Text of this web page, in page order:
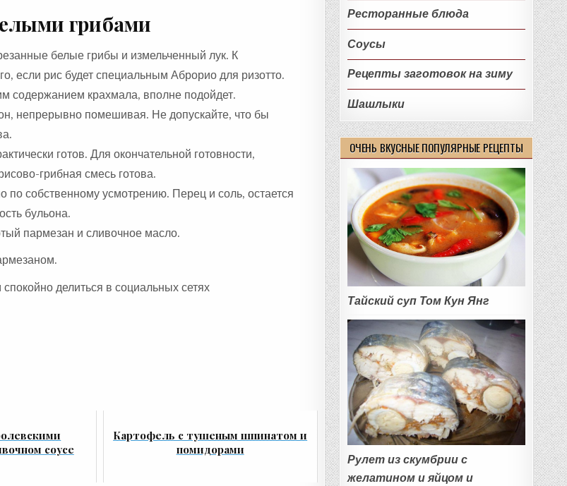
грибами
белые грибы и измельченный лук. К
если рис будет специальным Аброрио для ризотто.
содержанием крахмала, вполне подойдет.
непрерывно помешивая. Не допускайте, что бы
готов. Для окончательной готовности,
грибная смесь готова.
по собственному усмотрению. Перец и соль, остается
бульона.
пармезан и сливочное масло.
делиться в социальных сетях
соусе
Картофель с тушеным шпинатом и
помидорами
Ресторанные блюда
Соусы
Рецепты заготовок на зиму
Шашлыки
ОЧЕНЬ ВКУСНЫЕ ПОПУЛЯРНЫЕ РЕЦЕПТЫ
Тайский суп Том Кун Янг
Рулет из скумбрии с
желатином и яйцом и